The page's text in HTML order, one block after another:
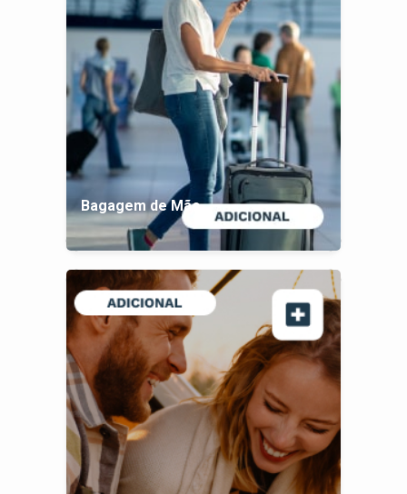
Bagagem de Mão